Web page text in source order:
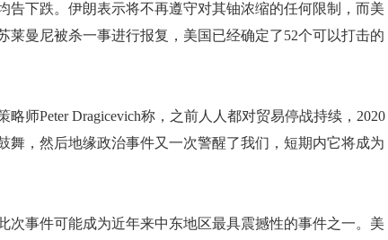
告下跌。伊朗表示将不再遵守对其铀浓缩的任何限制，而美
莱曼尼被杀一事进行报复，美国已经确定了52个可以打击的
师Peter Dragicevich称，之前人人都对贸易停战持续，2020
舞，然后地缘政治事件又一次警醒了我们，短期内它将成为
事件可能成为近年来中东地区最具震撼性的事件之一。美